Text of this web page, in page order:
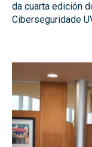
da cuarta edición
Ciberseguridade